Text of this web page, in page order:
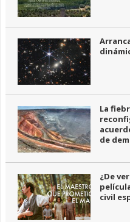
La
de
¿De
civil